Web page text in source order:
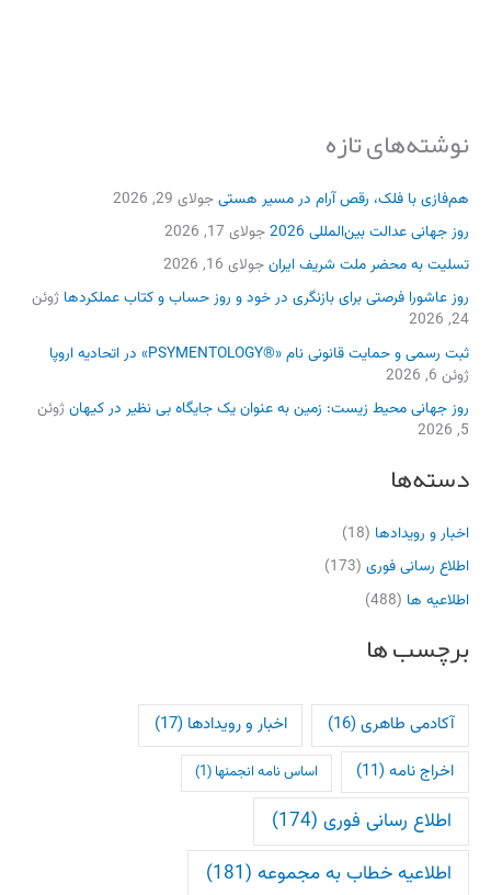
نوشته‌های تازه
هم‌فازی با فلک، رقص آرام در مسیر هستیجولای 29, 2026
روز جهانی عدالت بین‌المللی 2026
جولای 17, 2026
تسلیت به محضر ملت شریف ایرانجولای 16, 2026
روز عاشورا فرصتی برای بازنگری در خود و روز حساب و کتاب عملکردها ژوئن
24, 2026
ثبت رسمی و حمایت قانونی نام «®PSYMENTOLOGY» در اتحادیه اروپا
ژوئن 6, 2026
روز جهانی محیط زیست: زمین به عنوان یک جایگاه بی نظیر در کیهانژوئن
5, 2026
دسته‌ها
اخبار و رویدادها (18)
اطلاع رسانی فوری (173)
اطلاعیه ها (488)
برچسب ها
آکادمی طاهری(16) اخبار و رویدادها (17)
اخراج نامه (11) اساس نامه انجمنها (1)
اطلاع رسانی فوری (174)
اطلاعیه خطاب به مجموعه (181)